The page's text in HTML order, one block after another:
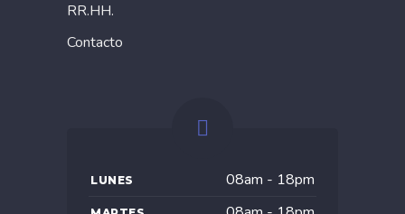
RR.HH.
Contacto
LUNES 08am - 18pm